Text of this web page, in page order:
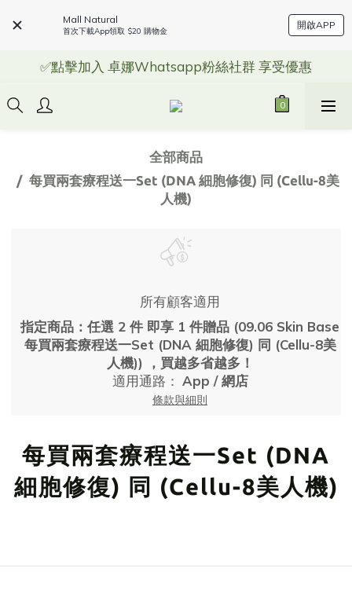
Mall Natural
首次下載App領取 $20 購物金
開啟APP
✅點擊加入 卓娜Whatsapp粉絲社群 享受優惠
全部商品
每買兩套療程送一Set (DNA 細胞修復) 同 (Cellu-8美
人機)
所有顧客適用
指定商品：任選 2 件 即享 1 件贈品 (09.06 Skin Base
每買兩套療程送一Set (DNA 細胞修復) 同 (Cellu-8美
人機)) ，買越多省越多！
適用通路： App / 網店
條款與細則
每買兩套療程送一Set (DNA
細胞修復) 同 (Cellu-8美人機)